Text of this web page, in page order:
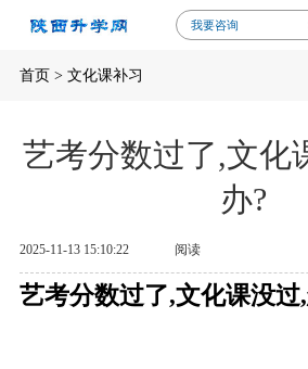
我要咨询
首页> 文化课补习
艺考分数过了,文化
办?
2025-11-13 15:10:22 阅读
艺考分数过了,文化课没过